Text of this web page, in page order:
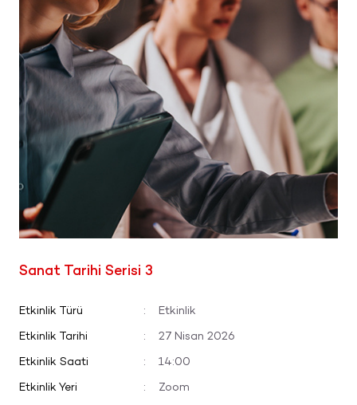
Sanat Tarihi Serisi 3
Etkinlik Türü : Etkinlik
Etkinlik Tarihi : 27 Nisan 2026
Etkinlik Saati : 14:00
Etkinlik Yeri : Zoom